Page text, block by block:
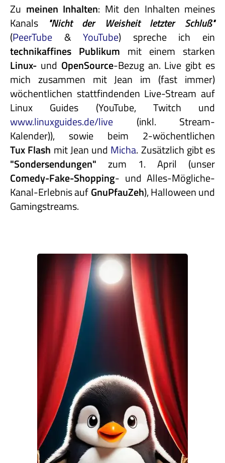
Zu meinen Inhalten: Mit den Inhalten meines
Kanals
"Nicht der Weisheit letzter
Schluß"
(PeerTube &YouTube) spreche ich ein
technikaffines Publikum mit einem starken
Linux- und OpenSource-Bezug an. Live gibt es
mich zusammen mit Jean im (fast immer)
wöchentlichen stattfindenden Live-Stream auf
Linux Guides (YouTube, Twitch und
www.linuxguides.de/live (inkl. Stream-
Kalender)), sowie beim 2-wöchentlichen
Tux Flash mit Jean und Micha. Zusätzlich gibt es
"Sondersendungen" zum 1. April (unser
Comedy-Fake-Shopping- und Alles-Mögliche-
Kanal-Erlebnis aufGnuPfauZeh), Halloween und
Gamingstreams.